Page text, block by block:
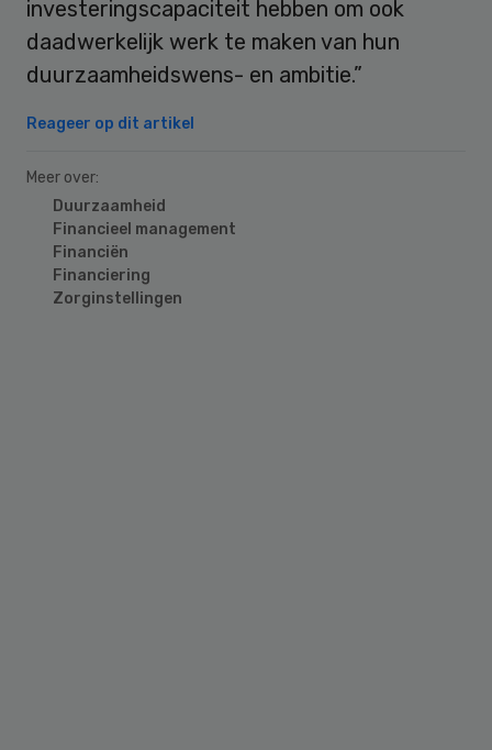
investeringscapaciteit hebben om ook
daadwerkelijk werk te maken van hun
duurzaamheidswens- en ambitie.”
Reageer op dit artikel
Meer over:
Duurzaamheid
Financieel management
Financiën
Financiering
Zorginstellingen